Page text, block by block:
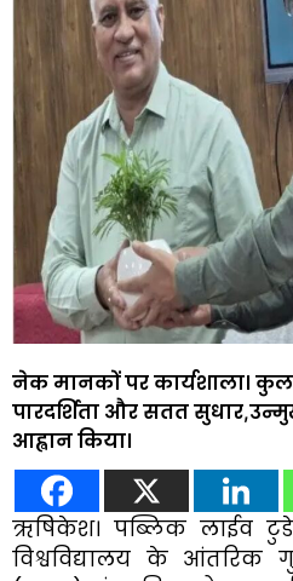
नेक मानकों पर कार्यशाला।
पारदर्शिता और सतत
आह्वान किया।
ऋषिकेश। पब्लिक लाईव टुडे
विश्वविद्यालय के आंतरिक